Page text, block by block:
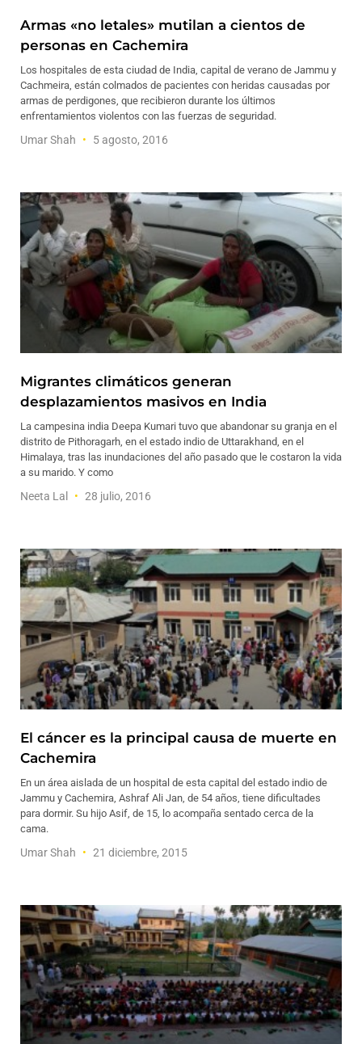
Armas «no letales» mutilan a cientos de
personas en Cachemira
Los hospitales de esta ciudad de India, capital de verano de Jammu y
Cachmeira, están colmados de pacientes con heridas causadas por
armas de perdigones, que recibieron durante los últimos
enfrentamientos violentos con las fuerzas de seguridad.
Umar Shah 5 agosto, 2016
Migrantes climáticos generan
desplazamientos masivos en India
La campesina india Deepa Kumari tuvo que abandonar su granja en el
distrito de Pithoragarh, en el estado indio de Uttarakhand, en el
Himalaya, tras las inundaciones del año pasado que le costaron la vida
a su marido. Y como
Neeta Lal 28 julio, 2016
El cáncer es la principal causa de muerte en
Cachemira
En un área aislada de un hospital de esta capital del estado indio de
Jammu y Cachemira, Ashraf Ali Jan, de 54 años, tiene dificultades
para dormir. Su hijo Asif, de 15, lo acompaña sentado cerca de la
cama.
Umar Shah 21 diciembre, 2015